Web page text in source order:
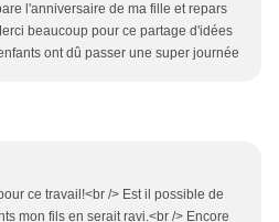
l'anniversaire de ma fille et repars
beaucoup pour ce partage d'idées
ont dû passer une super journée
ce travail!<br /> Est il possible de
mon fils en serait ravi.<br /> Encore